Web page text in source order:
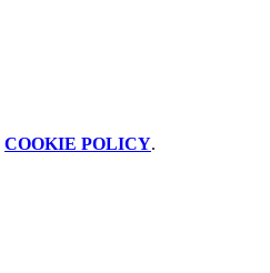
COOKIE POLICY.